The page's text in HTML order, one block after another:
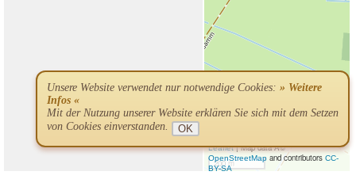
Unsere Website verwendet nur notwendige Cookies: » Weitere
Infos «
Mit der Nutzung unserer Website erklären Sie sich mit dem Setzen
von Cookies einverstanden.
OK